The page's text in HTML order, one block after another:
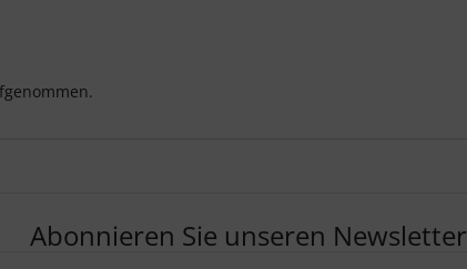
Abonnieren Sie unseren Newsletter